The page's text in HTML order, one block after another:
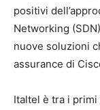
positivi
Networking
nuove soluzioni
assurance di
Italtel è tra i primi